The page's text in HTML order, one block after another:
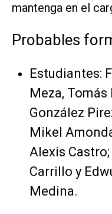
mantenga en el
Probables
Estudiantes:
Meza,
González
Mikel
Alexis
Carrillo y
Medina.